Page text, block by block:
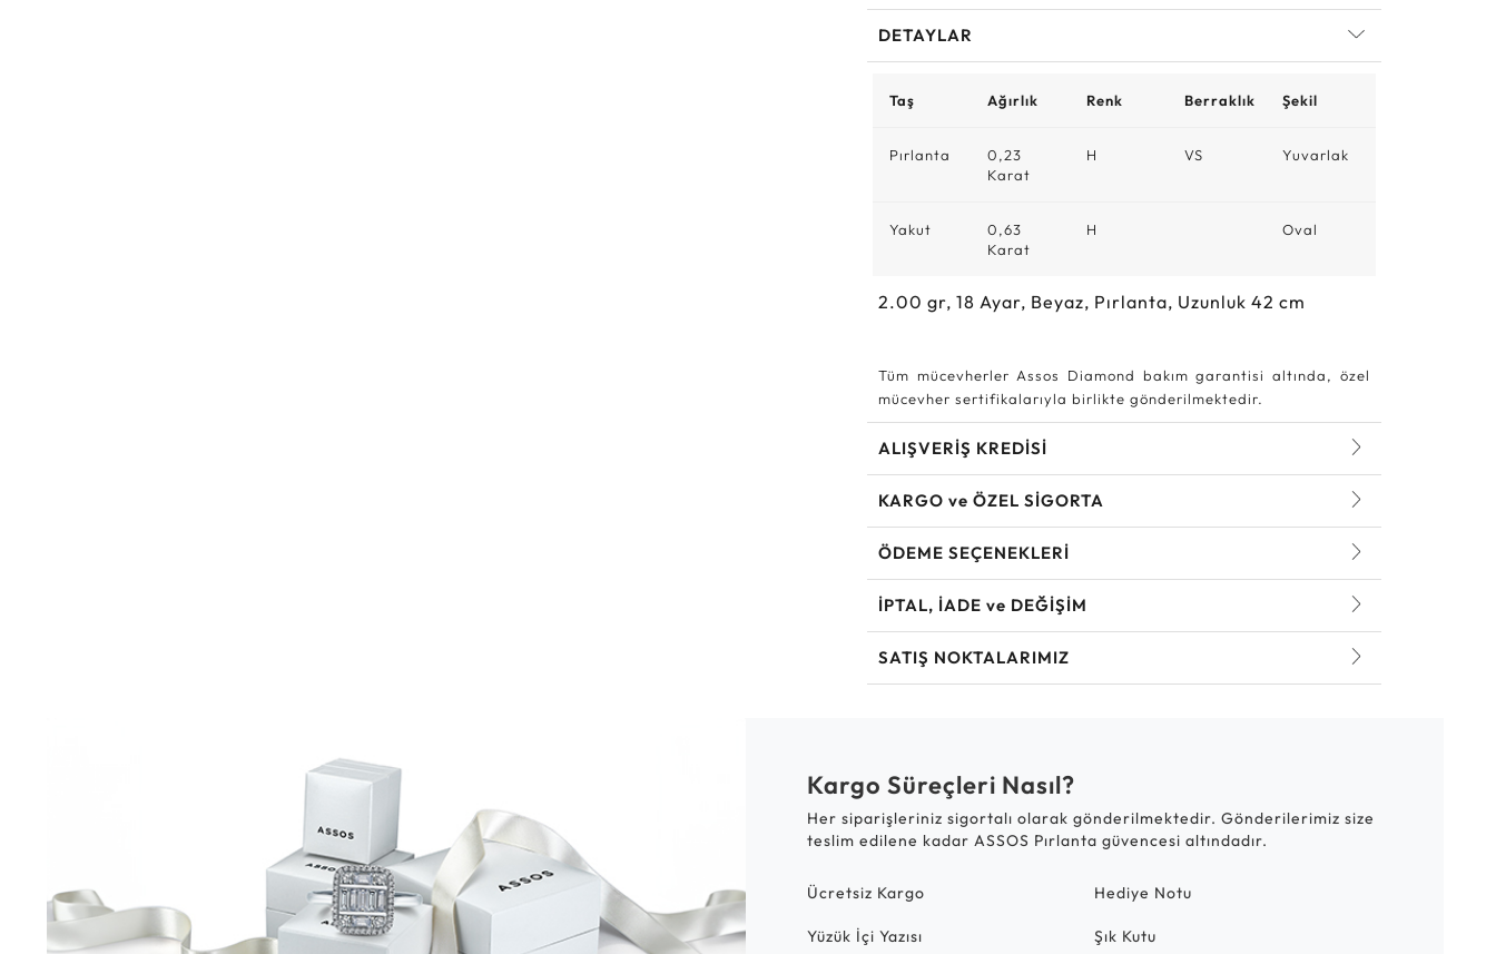
DETAYLAR
Taş Ağırlık Renk Berraklık Şekil
Pırlanta
0,23
Karat
H VS Yuvarlak
Yakut
0,63
Karat
H Oval
2.00gr,18Ayar, Beyaz, Pırlanta, Uzunluk 42 cm
Tüm mücevherler Assos Diamond bakım garantisi altında, özel
mücevher sertifikalarıyla birlikte gönderilmektedir.
ALIŞVERİŞ KREDİSİ
KARGO ve ÖZEL SİGORTA
ÖDEME SEÇENEKLERİ
İPTAL, İADE ve DEĞİŞİM
SATIŞ NOKTALARIMIZ
Kargo Süreçleri Nasıl?
Her siparişleriniz sigortalı olarak gönderilmektedir. Gönderilerimiz size
teslim edilene kadar ASSOS Pırlanta güvencesi altındadır.
Ücretsiz Kargo Hediye Notu
Yüzük İçi Yazısı Şık Kutu